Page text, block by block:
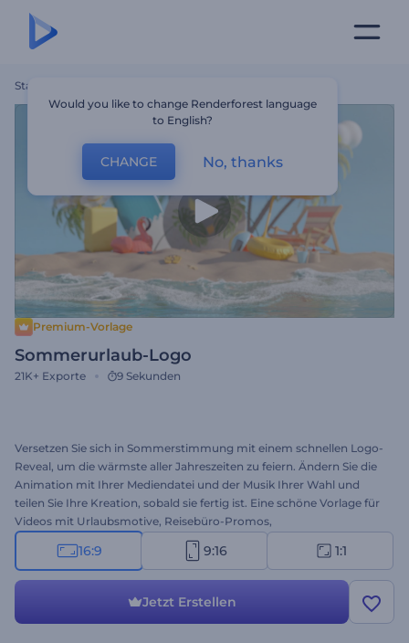
Startseite
Premium-Vorlage
Sommerurlaub-Logo
21K+ Exporte 9 Sekunden
Versetzen Sie sich in Sommerstimmung mit einem schnellen Logo-
Reveal, um die wärmste aller Jahreszeiten zu feiern. Ändern Sie die
Animation mit Ihrer Mediendatei und der Musik Ihrer Wahl und
teilen Sie Ihre Kreation, sobald sie fertig ist. Eine schöne Vorlage für
Videos mit Urlaubsmotive, Reisebüro-Promos,
Sommerverkaufsankündigungen und mehr. Legen Sie jetzt mit der
Gestaltung los!
16:9 9:16 1:1
Jetzt Erstellen
Would you like to change Renderforest language
to English?
CHANGE No, thanks